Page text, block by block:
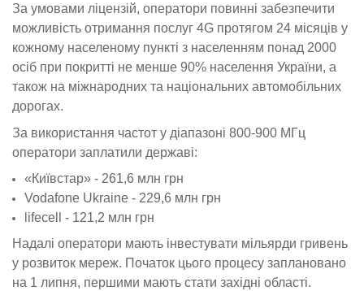
За умовами ліцензій, оператори повинні забезпечити
можливість отримання послуг 4G протягом 24 місяців у
кожному населеному пункті з населенням понад 2000
осіб при покритті не менше 90% населення України, а
також на міжнародних та національних автомобільних
дорогах.
За використання частот у діапазоні 800-900 МГц
оператори заплатили державі:
«Київстар» - 261,6 млн грн
Vodafone Ukraine - 229,6 млн грн
lifecell - 121,2 млн грн
Надалі оператори мають інвестувати мільярди гривень
у розвиток мереж. Початок цього процесу заплановано
на 1 липня, першими мають стати західні області.